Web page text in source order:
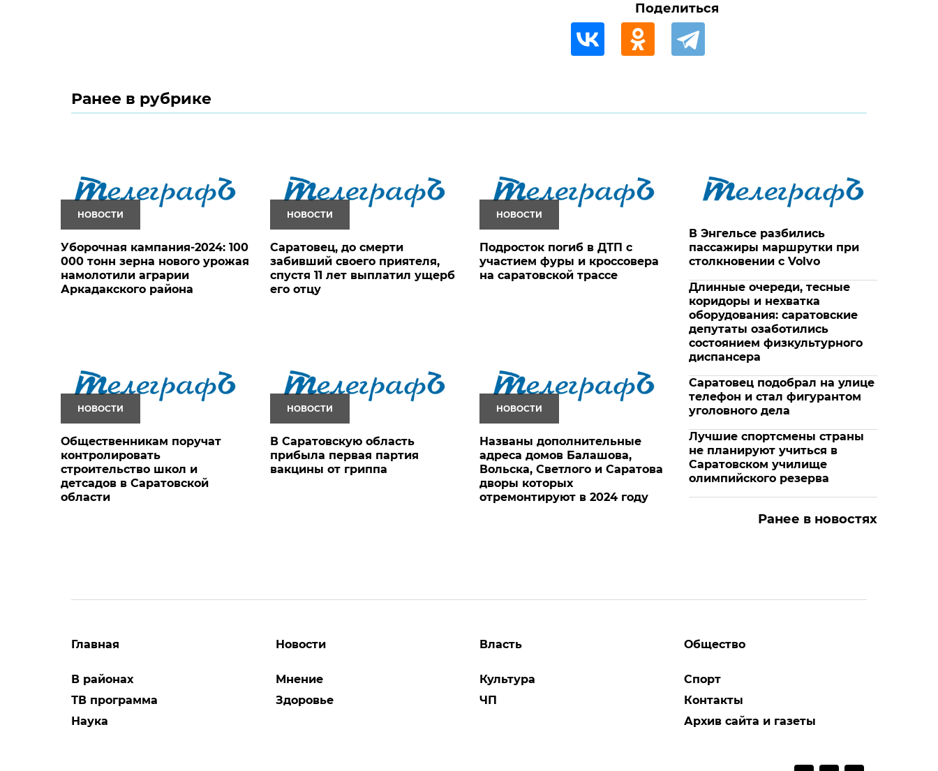
Поделиться
Ранее в рубрике
НОВОСТИ
Уборочная кампания-2024: 100
000 тонн зерна нового урожая
намолотили аграрии
Аркадакского района
НОВОСТИ
Саратовец, до смерти
забивший своего приятеля,
спустя 11 лет выплатил ущерб
его отцу
НОВОСТИ
Подросток погиб в ДТП с
участием фуры и кроссовера
на саратовской трассе
НОВОСТИ
Общественникам поручат
контролировать
строительство школ и
детсадов в Саратовской
области
НОВОСТИ
В Саратовскую область
прибыла первая партия
вакцины от гриппа
НОВОСТИ
Названы дополнительные
адреса домов Балашова,
Вольска, Светлого и Саратова
дворы которых
отремонтируют в 2024 году
В Энгельсе разбились
пассажиры маршрутки при
столкновении с Volvo
Длинные очереди, тесные
коридоры и нехватка
оборудования: саратовские
депутаты озаботились
состоянием физкультурного
диспансера
Саратовец подобрал на улице
телефон и стал фигурантом
уголовного дела
Лучшие спортсмены страны
не планируют учиться в
Саратовском училище
олимпийского резерва
Ранее в новостях
Главная
В районах
ТВ программа
Наука
Новости
Мнение
Здоровье
Власть
Культура
ЧП
Общество
Спорт
Контакты
Архив сайта и газеты